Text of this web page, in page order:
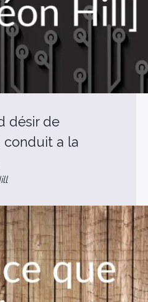
désir de
conduit a la